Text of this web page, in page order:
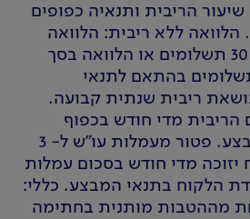
הריבית ותנאיה כפופים
ללא ריבית: הלוואה
בסך 30,000 ₪ ב- 30 תשלומים או הלוואה בסך
₪ ב- 50 תשלומים בהתאם לתנאי
ריבית שנתית קבועה.
הריבית מדי חודש בכפוף
לעמידה בתנאי המבצע. פטור מעמלות עו"ש ל- 3
יזוכה מדי חודש בסכום עמלות
הלקוח בתנאי המבצע. כללי:
מההטבות מותנית בחתימה